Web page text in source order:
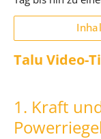
Talu Video-
1. Kraft
Powerriegel